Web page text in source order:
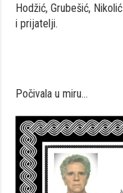
Hodžić, Grubešić,
i prijatelji.
Počivala u miru…